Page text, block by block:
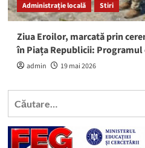
Administrație locală Stiri
Ziua Eroilor, marcată prin
în Piața Republicii:
admin 19 mai 2026
Caută